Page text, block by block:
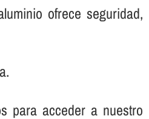
ofrece seguridad,
para acceder a nuestro